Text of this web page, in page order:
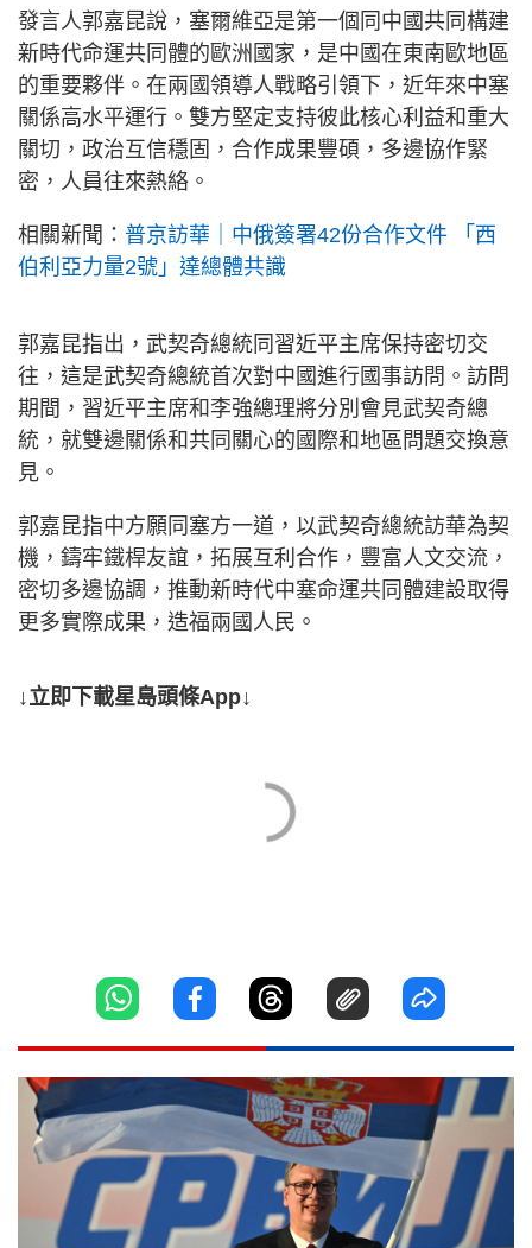
發言人郭嘉昆說，塞爾維亞是第一個同中國共同構建
新時代命運共同體的歐洲國家，是中國在東南歐地區
的重要夥伴。在兩國領導人戰略引領下，近年來中塞
關係高水平運行。雙方堅定支持彼此核心利益和重大
關切，政治互信穩固，合作成果豐碩，多邊協作緊
密，人員往來熱絡。
相關新聞： 普京訪華｜中俄簽署42份合作文件 「西
伯利亞力量2號」達總體共識
郭嘉昆指出，武契奇總統同習近平主席保持密切交
往，這是武契奇總統首次對中國進行國事訪問。訪問
期間，習近平主席和李強總理將分別會見武契奇總
統，就雙邊關係和共同關心的國際和地區問題交換意
見。
郭嘉昆指中方願同塞方一道，以武契奇總統訪華為契
機，鑄牢鐵桿友誼，拓展互利合作，豐富人文交流，
密切多邊協調，推動新時代中塞命運共同體建設取得
更多實際成果，造福兩國人民。
↓立即下載星島頭條App↓